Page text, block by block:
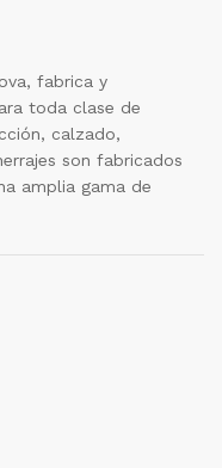
fabrica y
toda clase de
calzado,
son fabricados
amplia gama de